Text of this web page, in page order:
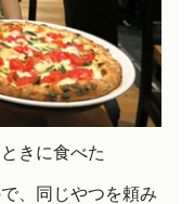
きに食べた
、
同じやつを頼み